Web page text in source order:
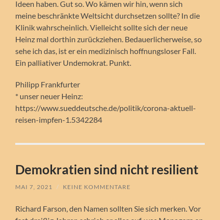
Ideen haben. Gut so. Wo kämen wir hin, wenn sich
meine beschränkte Weltsicht durchsetzen sollte? In die
Klinik wahrscheinlich. Vielleicht sollte sich der neue
Heinz mal dorthin zurückziehen. Bedauerlicherweise, so
sehe ich das, ist er ein medizinisch hoffnungsloser Fall.
Ein palliativer Undemokrat. Punkt.
Philipp Frankfurter
* unser neuer Heinz:
https://www.sueddeutsche.de/politik/corona-aktuell-
reisen-impfen-1.5342284
Demokratien sind nicht resilient
MAI 7, 2021 / KEINE KOMMENTARE
Richard Farson, den Namen sollten Sie sich merken. Vor